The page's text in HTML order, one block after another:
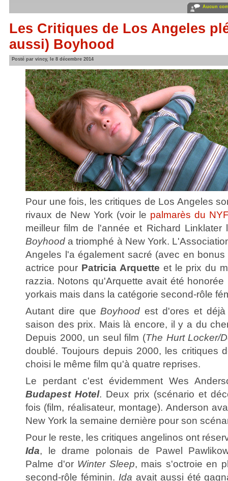
Aucun
Les Critiques de Los Angeles
aussi) Boyhood
Posté par vincy, le 8 décembre 2014
Pour une fois, les critiques de Los Angeles
rivaux de New York (voir le palmarès du
meilleur film de l'année et Richard Linklater
Boyhood a triomphé à New York.
Angeles l'a également sacré (avec en
actrice pour Patricia Arquette et le prix du
razzia. Notons qu'Arquette avait été
yorkais mais dans la catégorie second-rôle
Autant dire queBoyhood est d'ores et
saison des prix. Mais là encore, il y a du
Depuis 2000, un seul film (The Hurt Locker/
doublé. Toujours depuis 2000, les critiques
choisi le même film qu'à quatre reprises.
Le perdant c'est évidemment Wes
Budapest Hotel. Deux prix (scénario et
fois (film, réalisateur, montage). Anderson
New York la semaine dernière pour son
Pour le reste, les critiques angelinos ont
Ida, le drame polonais de Pawel
Palme d'or Winter Sleep, mais s'octroie en
second-rôle féminin. Ida avait aussi été